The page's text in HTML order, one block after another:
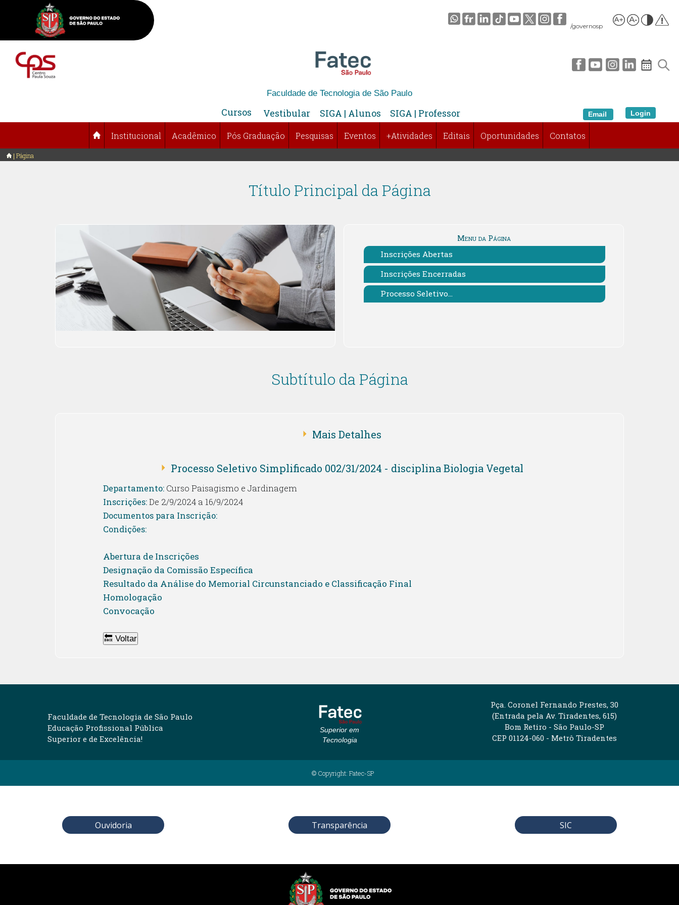
/governosp
Email
Faculdade de Tecnologia de São Paulo
Cursos Vestibular SIGA | Alunos SIGA | Professor
Institucional Acadêmico Pós Graduação Pesquisas Eventos +Atividades Editais Oportunidades Contatos
Login
Página
Título Principal da Página
Menu da Página
Inscrições Abertas
Inscrições Encerradas
Processo Seletivo...
Subtítulo da Página
Mais Detalhes
Processo Seletivo Simplificado 002/31/2024 - disciplina Biologia Vegetal
Departamento: Curso Paisagismo e Jardinagem
Inscrições:De 2/9/2024 a 16/9/2024
Documentos para Inscrição:
Condições:
Abertura de Inscrições
Designação da Comissão Específica
Resultado da Análise do Memorial Circunstanciado e Classificação Final
Homologação
Convocação
🔙 Voltar
Superior em
Tecnologia
Faculdade de Tecnologia de São Paulo
Educação Profissional Pública
Superior e de Excelência!
Pça. Coronel Fernando Prestes, 30
(Entrada pela Av. Tiradentes, 615)
Bom Retiro - São Paulo-SP
CEP 01124-060 - Metrô Tiradentes
© Copyright: Fatec-SP
Ouvidoria Transparência SIC